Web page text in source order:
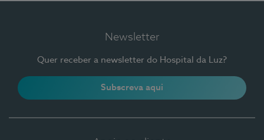
Newsletter
Quer receber a newsletter do Hospital da Luz?
Subscreva aqui